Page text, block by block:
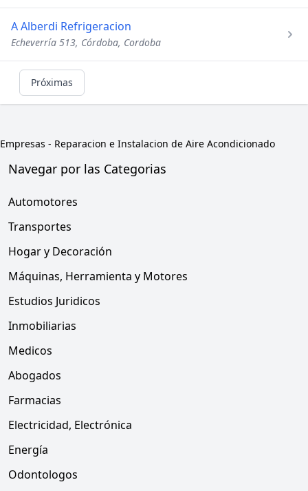
A Alberdi Refrigeracion
Echeverría 513, Córdoba, Cordoba
Próximas
Empresas - Reparacion e Instalacion de Aire Acondicionado
Navegar por las Categorias
Automotores
Transportes
Hogar y Decoración
Máquinas, Herramienta y Motores
Estudios Juridicos
Inmobiliarias
Medicos
Abogados
Farmacias
Electricidad, Electrónica
Energía
Odontologos